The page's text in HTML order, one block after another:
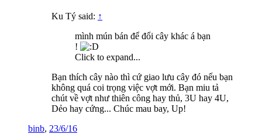
Ku Tý said: ↑
mình mún bán để đổi cây khác á bạn
!
Click to expand...
Bạn thích cây nào thì cứ giao lưu cây đó nếu bạn
không quá coi trọng việc vợt mới. Bạn miu tả
chút về vợt như thiên công hay thủ, 3U hay 4U,
Dẻo hay cứng... Chúc mau bay, Up!
binb, 23/6/16